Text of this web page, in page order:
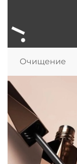
Очищение